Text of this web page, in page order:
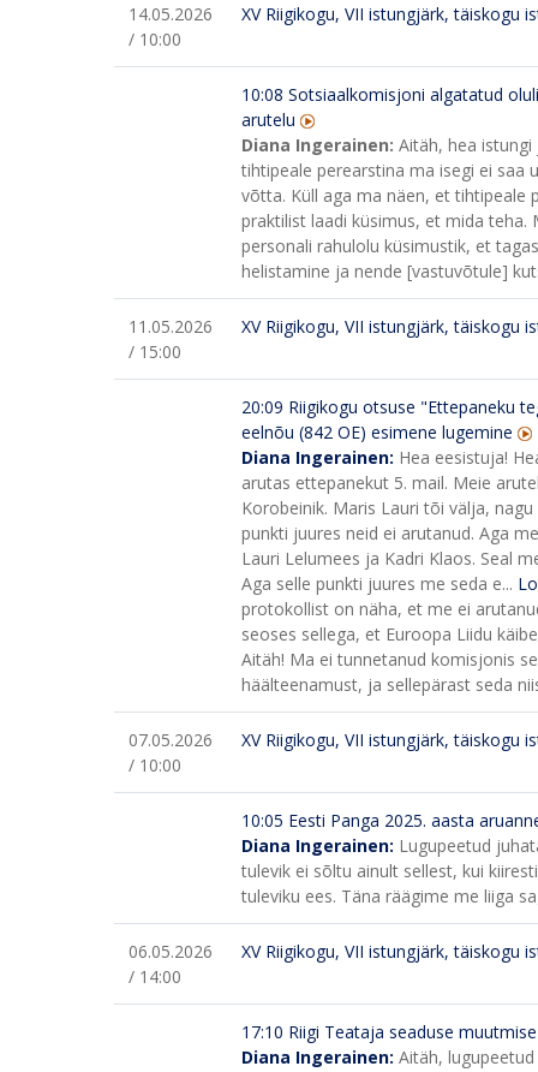
14.05.2026
/ 10:00
XV Riigikogu, VII istungjärk, täiskogu
10:08 Sotsiaalkomisjoni algatatud
arutelu
Diana Ingerainen: Aitäh, hea
tihtipeale perearstina ma isegi ei
võtta. Küll aga ma näen, et tihtipeale
praktilist laadi küsimus, et mida
personali rahulolu küsimustik, et
helistamine ja nende [vastuvõtule]
11.05.2026
/ 15:00
XV Riigikogu, VII istungjärk, täiskogu
20:09 Riigikogu otsuse "Ettepaneku
eelnõu (842 OE) esimene lugemine
Diana Ingerainen: Hea eesistuja!
arutas ettepanekut 5. mail. Meie
Korobeinik. Maris Lauri tõi välja,
punkti juures neid ei arutanud. Aga
Lauri Lelumees ja Kadri Klaos. Seal
Aga selle punkti juures me seda e...
protokollist on näha, et me ei
seoses sellega, et Euroopa Liidu
Aitäh! Ma ei tunnetanud komisjonis
häälteenamust, ja sellepärast seda
07.05.2026
/ 10:00
XV Riigikogu, VII istungjärk, täiskogu
10:05 Eesti Panga 2025. aasta
Diana Ingerainen: Lugupeetud
tulevik ei sõltu ainult sellest, kui
tuleviku ees. Täna räägime me liiga
06.05.2026
/ 14:00
XV Riigikogu, VII istungjärk, täiskogu
17:10 Riigi Teataja seaduse
Diana Ingerainen: Aitäh,